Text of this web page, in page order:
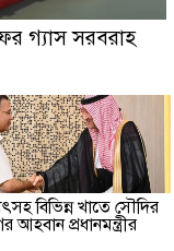
গ্যাস সরবরাহ
বিভিন্ন খাতে সৌদির
আহবান প্রধানমন্ত্রীর